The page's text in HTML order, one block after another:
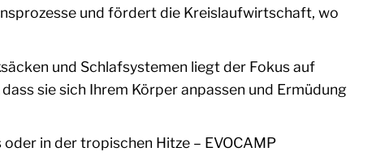
und fördert die Kreislaufwirtschaft, wo
und Schlafsystemen liegt der Fokus auf
sie sich Ihrem Körper anpassen und Ermüdung
in der tropischen Hitze – EVOCAMP